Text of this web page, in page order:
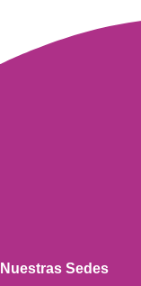
Nuestras Sedes